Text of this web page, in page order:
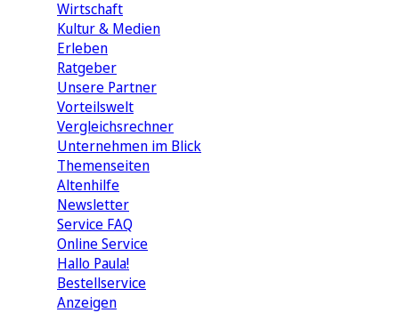
Wirtschaft
Kultur & Medien
Erleben
Ratgeber
Unsere Partner
Vorteilswelt
Vergleichsrechner
Unternehmen im Blick
Themenseiten
Altenhilfe
Newsletter
Service FAQ
Online Service
Hallo Paula!
Bestellservice
Anzeigen